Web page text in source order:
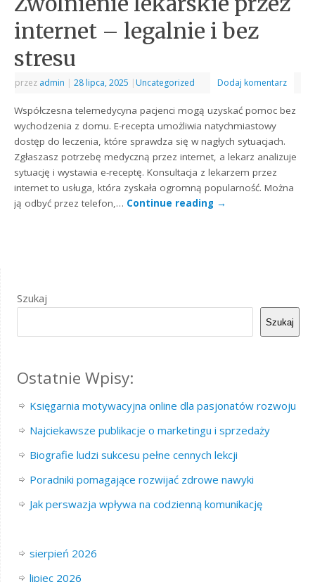
internet – legalnie i bez
stresu
przez admin | 28 lipca, 2025 | Uncategorized Dodaj komentarz
Współczesna telemedycyna pacjenci mogą uzyskać pomoc bez
wychodzenia z domu. E-recepta umożliwia natychmiastowy
dostęp do leczenia, które sprawdza się w nagłych sytuacjach.
Zgłaszasz potrzebę medyczną przez internet, a lekarz analizuje
sytuację i wystawia e-receptę. Konsultacja z lekarzem przez
internet to usługa, która zyskała ogromną popularność. Można
ją odbyć przez telefon,… Continue reading →
Szukaj
Szukaj
Ostatnie Wpisy:
Księgarnia motywacyjna online dla pasjonatów rozwoju
Najciekawsze publikacje o marketingu i sprzedaży
Biografie ludzi sukcesu pełne cennych lekcji
Poradniki pomagające rozwijać zdrowe nawyki
Jak perswazja wpływa na codzienną komunikację
sierpień 2026
lipiec 2026